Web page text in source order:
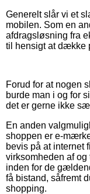
Generelt slår vi et
mobilen. Som en
afdragsløsning fra
til hensigt at dække
Forud for at nogen
burde man i og for
det er gerne ikke
En anden
shoppen er e-
bevis på at internet
virksomheden af
inden for de
få bistand, såfremt
shopping.